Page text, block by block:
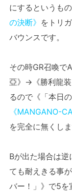
にするというも
の決断》 をトリ
バウンスです。
その時GR召喚で
亞》→《勝利龍装
るので《「本日
《MANGANO-
を完全に無くしま
Bが出た場合は逆
ても耐えきる事
バー！」》で5を